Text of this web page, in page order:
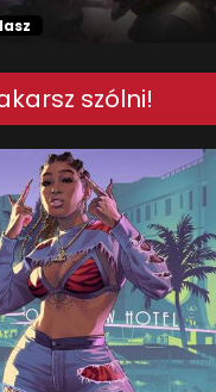
szólni!